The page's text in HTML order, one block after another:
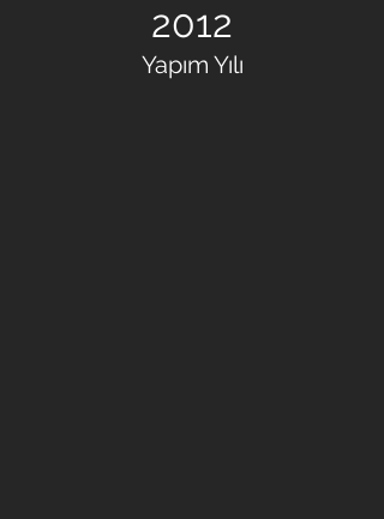
2012
Yapım Yılı